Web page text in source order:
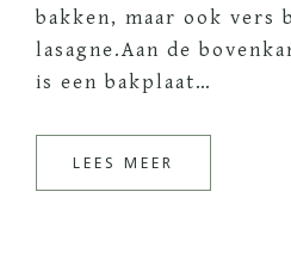
bakken, maar ook vers
lasagne.Aan de
is een bakplaat…
LEES MEER